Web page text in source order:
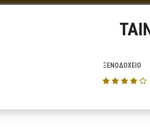
ΞΕΝΟΔΟΧΕΙΟ